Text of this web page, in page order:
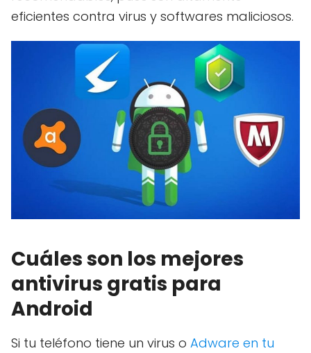
eficientes contra virus y softwares maliciosos.
Cuáles son los mejores
antivirus gratis para
Android
Si tu teléfono tiene un virus o Adware en tu